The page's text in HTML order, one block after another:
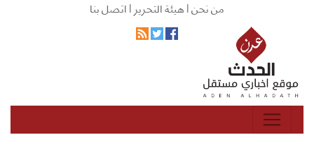
من نحن |هيئة التحرير |اتصل بنا